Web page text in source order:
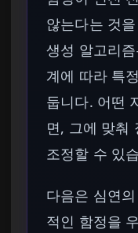
않는다는 것
생성 알고리
계에 따라 특
둡니다. 어떤
면, 그에 맞춰
조정할 수 있
다음은 심연
적인 함정을